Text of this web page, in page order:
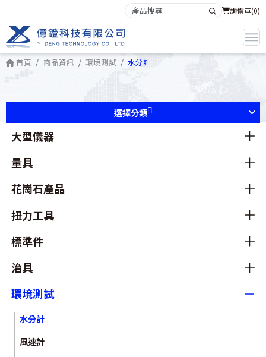
詢價車(0)
首頁 商品資訊 環境測試 水分計
選擇分類
大型儀器
量具
花崗石產品
扭力工具
標準件
治具
環境測試
水分計
風速計